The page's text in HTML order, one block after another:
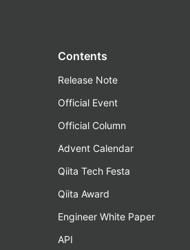
Contents
Release Note
Official Event
Official Column
Advent Calendar
Qiita Tech Festa
Qiita Award
Engineer White Paper
API